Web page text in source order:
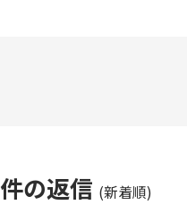
件の返信 (新着順)